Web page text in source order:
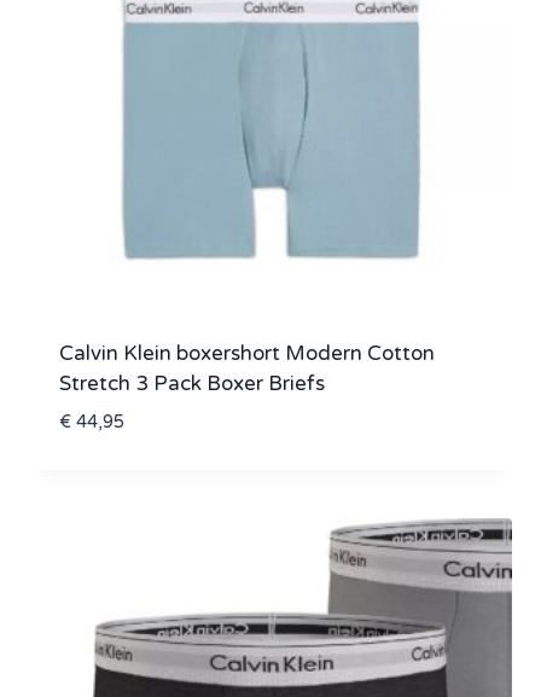
Calvin Klein boxershort Modern Cotton
Stretch 3 Pack Boxer Briefs
€44,95